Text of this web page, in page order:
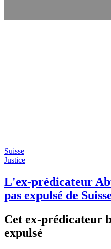
Suisse
Justice
L'ex-prédicateur
pas expulsé de
Cet ex-prédicateur
expulsé